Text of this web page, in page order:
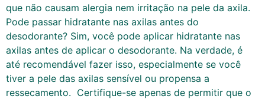
que não causam alergia nem irritação na pele da axila.
Pode passar hidratante nas axilas antes do
desodorante? Sim, você pode aplicar hidratante nas
axilas antes de aplicar o desodorante. Na verdade, é
até recomendável fazer isso, especialmente se você
tiver a pele das axilas sensível ou propensa a
ressecamento. Certifique-se apenas de permitir que o